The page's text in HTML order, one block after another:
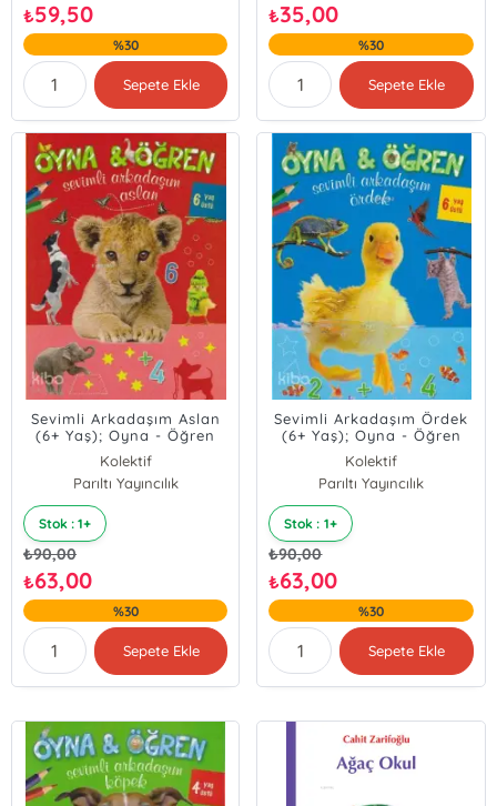
₺59,50
%30
Sepete Ekle
₺35,00
%30
Sepete Ekle
Sevimli Arkadaşım Aslan
(6+ Yaş); Oyna - Öğren
Serisi
Kolektif
Parıltı Yayıncılık
Stok : 1+
₺90,00
₺63,00
%30
Sepete Ekle
Sevimli Arkadaşım Ördek
(6+ Yaş); Oyna - Öğren
Serisi
Kolektif
Parıltı Yayıncılık
Stok : 1+
₺90,00
₺63,00
%30
Sepete Ekle